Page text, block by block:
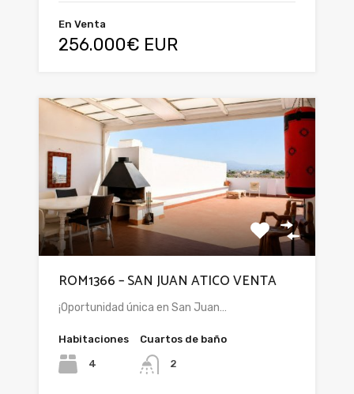
En Venta
256.000€ EUR
ROM1366 – SAN JUAN ATICO VENTA
¡Oportunidad única en San Juan…
Habitaciones
4
Cuartos de baño
2